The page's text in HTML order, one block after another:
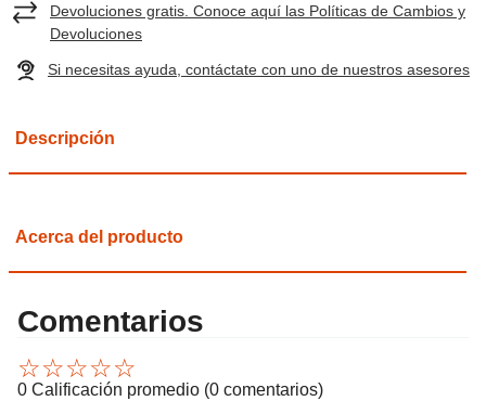
Devoluciones gratis. Conoce aquí las Políticas de Cambios y
Devoluciones
Si necesitas ayuda, contáctate con uno de nuestros asesores
Descripción
Acerca del producto
Comentarios
☆☆☆☆☆
0 Calificación promedio (0 comentarios)